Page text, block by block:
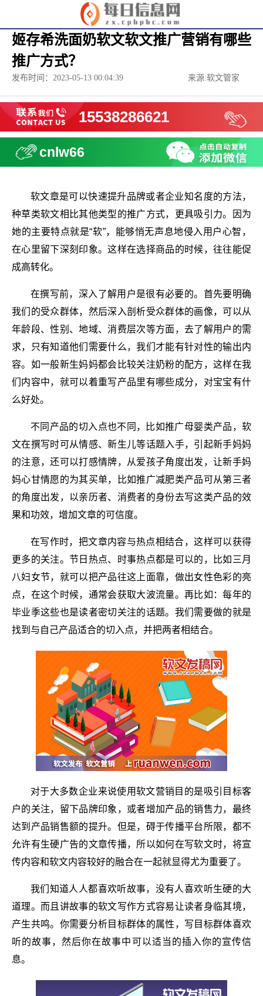
姬存希洗面奶软文软文推广营销有哪些
推广方式？
发布时间：2023-05-13 00:04:39 来源:软文管家
15538286621
cnlw66
软文章是可以快速提升品牌或者企业知名度的方法，
种草类软文相比其他类型的推广方式，更具吸引力。因为
她的主要特点就是“软”，能够悄无声息地侵入用户心智，
在心里留下深刻印象。这样在选择商品的时候，往往能促
成高转化。
在撰写前，深入了解用户是很有必要的。首先要明确
我们的受众群体，然后深入剖析受众群体的画像，可以从
年龄段、性别、地域、消费层次等方面，去了解用户的需
求，只有知道他们需要什么，我们才能有针对性的输出内
容。如一般新生妈妈都会比较关注奶粉的配方，这样在我
们内容中，就可以着重写产品里有哪些成分，对宝宝有什
么好处。
不同产品的切入点也不同，比如推广母婴类产品，软
文在撰写时可从情感、新生儿等话题入手，引起新手妈妈
的注意，还可以打感情牌，从爱孩子角度出发，让新手妈
妈心甘情愿的为其买单，比如推广减肥类产品可从第三者
的角度出发，以亲历者、消费者的身份去写这类产品的效
果和功效，增加文章的可信度。
在写作时，把文章内容与热点相结合，这样可以获得
更多的关注。节日热点、时事热点都是可以的，比如三月
八妇女节，就可以把产品往这上面靠，做出女性色彩的亮
点，在这个时候，通常会获取大波流量。再比如：每年的
毕业季这些也是读者密切关注的话题。我们需要做的就是
找到与自己产品适合的切入点，并把两者相结合。
对于大多数企业来说使用软文营销目的是吸引目标客
户的关注，留下品牌印象，或者增加产品的销售力，最终
达到产品销售额的提升。但是，碍于传播平台所限，都不
允许有生硬广告的文章传播，所以如何在写软文时，将宣
传内容和软文内容较好的融合在一起就显得尤为重要了。
我们知道人人都喜欢听故事，没有人喜欢听生硬的大
道理。而且讲故事的软文写作方式容易让读者身临其境，
产生共鸣。你需要分析目标群体的属性，写目标群体喜欢
听的故事，然后你在故事中可以适当的插入你的宣传信
息。